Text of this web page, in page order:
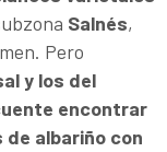
Salnés,
Pero
y los del
encontrar
albariño con